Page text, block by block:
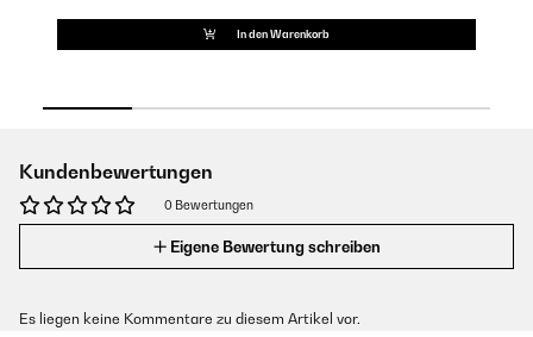
In den Warenkorb
Kundenbewertungen
0 Bewertungen
Eigene Bewertung schreiben
Es liegen keine Kommentare zu diesem Artikel vor.